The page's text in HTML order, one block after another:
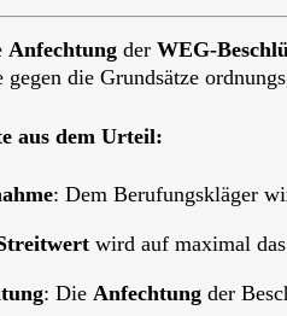
Anfechtung der WEG-
gegen die Grundsätze
aus dem Urteil:
: Dem Berufungskläger
wird auf maximal das
: Die Anfechtungder